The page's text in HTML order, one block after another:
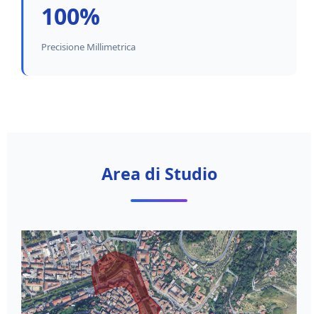
100%
Precisione Millimetrica
Area di Studio